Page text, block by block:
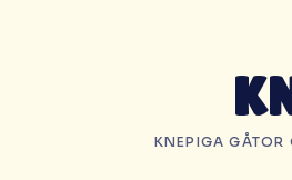
KNEPIGA GÅTOR